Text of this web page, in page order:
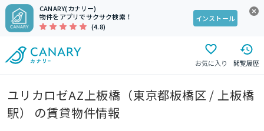
CANARY(カナリー)
物件をアプリでサクサク検索！
(4.8)
インストール
お気に入り 閲覧履歴
ユリカロゼAZ上板橋（東京都板橋区 / 上板橋
駅） の賃貸物件情報